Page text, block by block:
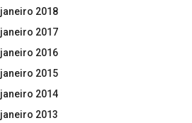
janeiro 2018
janeiro 2017
janeiro 2016
janeiro 2015
janeiro 2014
janeiro 2013